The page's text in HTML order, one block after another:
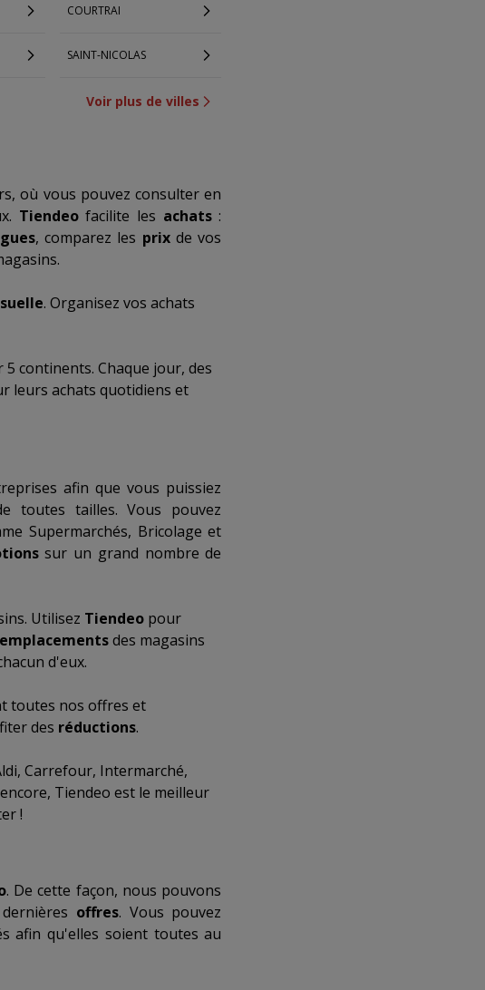
COURTRAI
SAINT-NICOLAS
Voir plus de villes
où vous pouvez consulter en
Tiendeofacilite les achats:
, comparez les prixde vos
. Organisez vos achats
continents. Chaque jour, des
leurs achats quotidiens et
afin que vous puissiez
toutes tailles. Vous pouvez
Supermarchés, Bricolage et
sur un grand nombre de
Utilisez Tiendeopour
emplacementsdes magasins
d'eux.
toutes nos offres et
des réductions.
, Carrefour, Intermarché,
Tiendeo est le meilleur
!
. De cette façon, nous pouvons
offres. Vous pouvez
afin qu'elles soient toutes au